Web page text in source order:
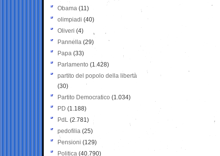
Obama (11)
olimpiadi (40)
Oliveri (4)
Pannella (29)
Papa (33)
Parlamento (1.428)
partito del popolo della libertà
(30)
Partito Democratico (1.034)
PD (1.188)
PdL (2.781)
pedofilia (25)
Pensioni (129)
Politica (40.790)